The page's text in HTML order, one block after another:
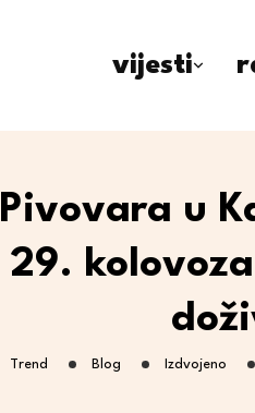
vijesti
Pivovara u
29.
Trend Blog Izdvojeno